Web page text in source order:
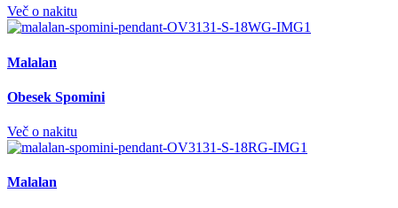
Več o nakitu
Malalan
Obesek Spomini
Več o nakitu
Malalan